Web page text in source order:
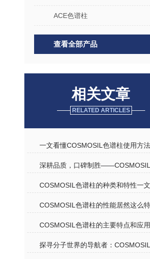
ACE色谱柱
查看全部产品
相关文章
RELATED ARTICLES
COSMOSIL色谱柱的种类和特性一
COSMOSIL色谱柱的性能居然这么
COSMOSIL色谱柱的主要特点和应
探寻分子世界的导航者：